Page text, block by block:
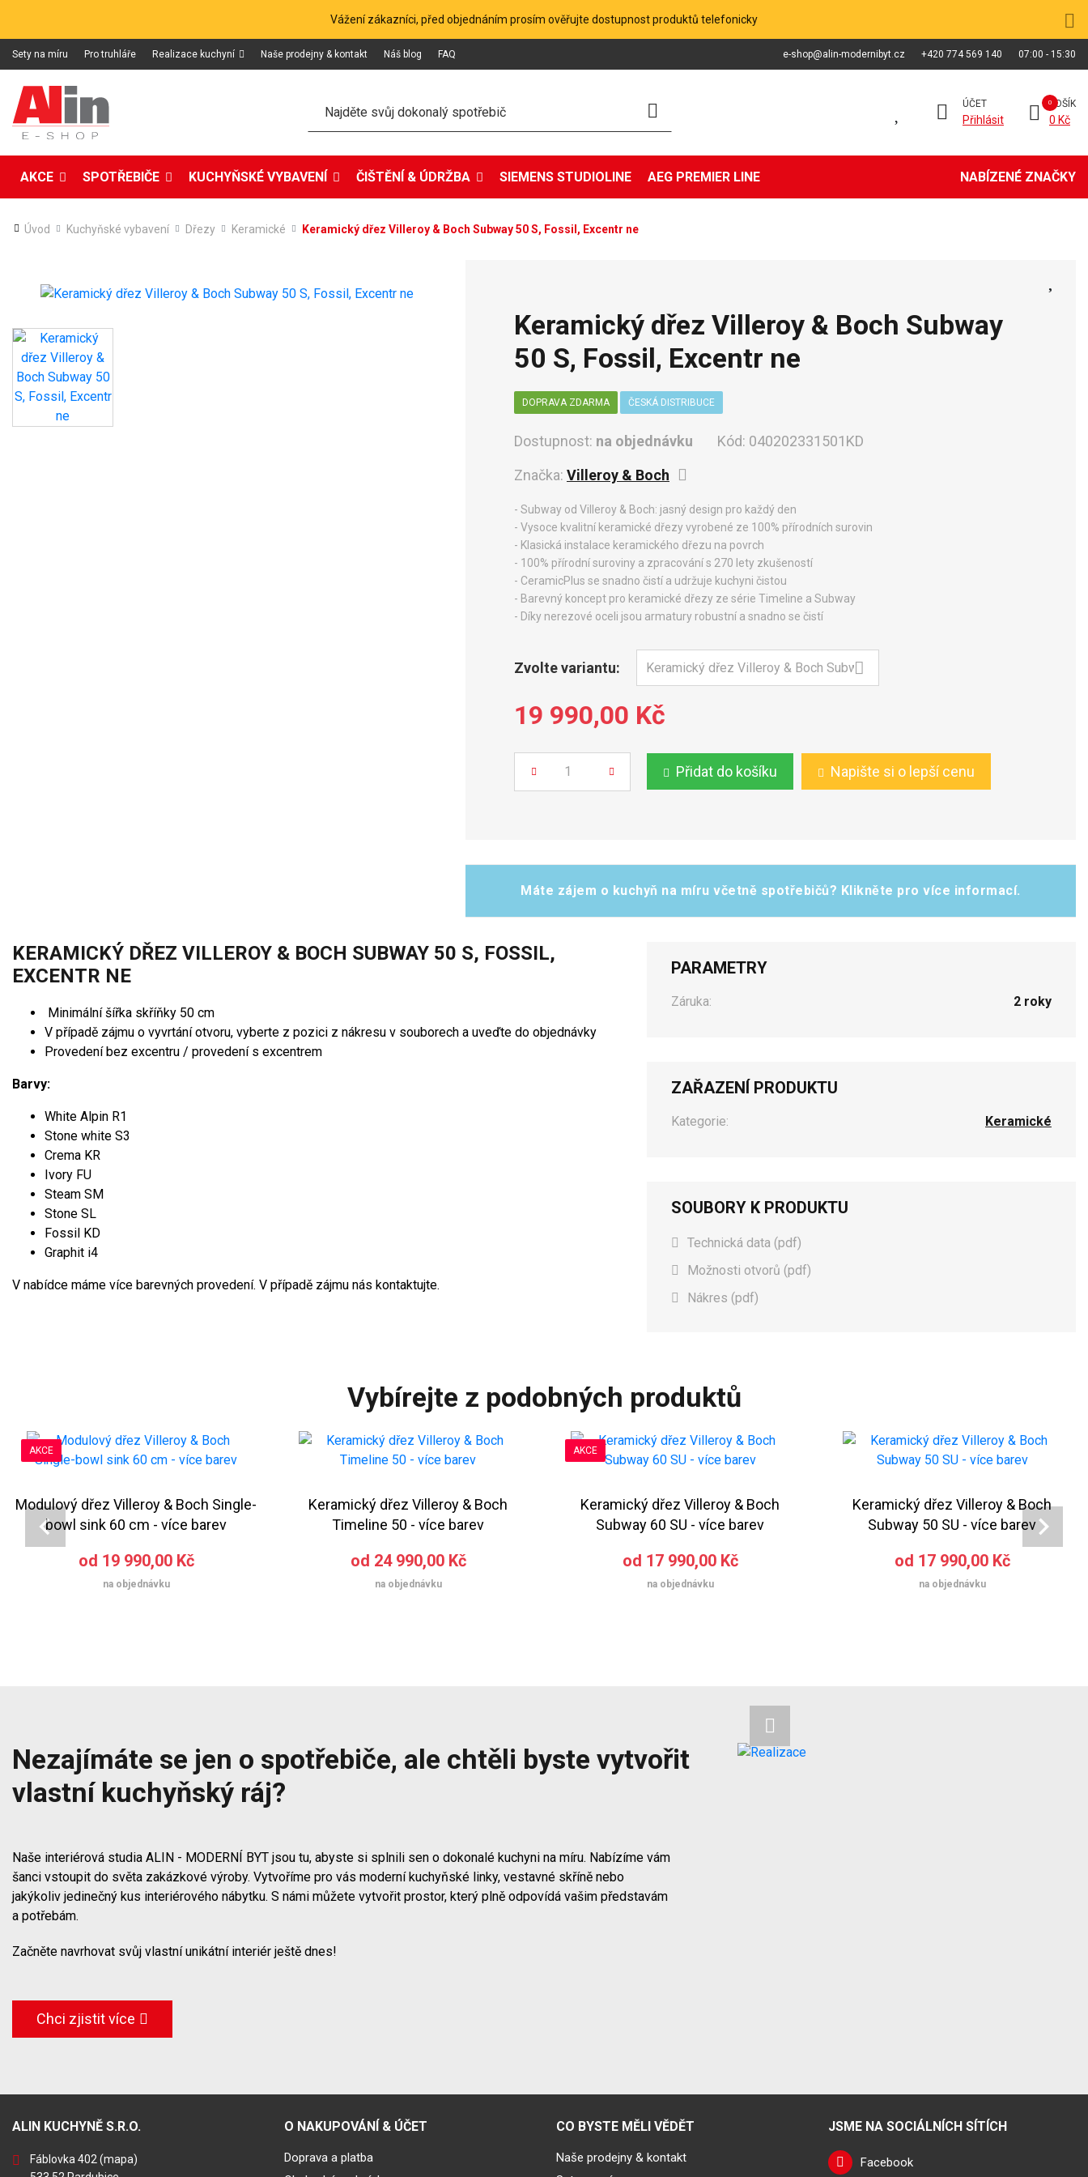
Vážení zákazníci, před objednáním prosím ověřujte dostupnost produktů telefonicky
Sety na míru Pro truhláře Realizace kuchyní Naše prodejny & kontakt Náš blog FAQ e-shop@alin-modernibyt.cz +420 774 569 140 07:00 - 15:30
ÚČET
Přihlásit
KOŠÍK
0 Kč
AKCE SPOTŘEBIČE KUCHYŇSKÉ VYBAVENÍ ČIŠTĚNÍ & ÚDRŽBA SIEMENS STUDIOLINE AEG PREMIER LINE NABÍZENÉ ZNAČKY
Úvod Kuchyňské vybavení Dřezy Keramické Keramický dřez Villeroy & Boch Subway 50 S, Fossil, Excentr ne
Keramický dřez Villeroy & Boch Subway
50 S, Fossil, Excentr ne
DOPRAVA ZDARMA ČESKÁ DISTRIBUCE
Dostupnost: na objednávku Kód: 040202331501KD
Značka: Villeroy & Boch
- Subway od Villeroy & Boch: jasný design pro každý den
- Vysoce kvalitní keramické dřezy vyrobené ze 100% přírodních surovin
- Klasická instalace keramického dřezu na povrch
- 100% přírodní suroviny a zpracování s 270 lety zkušeností
- CeramicPlus se snadno čistí a udržuje kuchyni čistou
- Barevný koncept pro keramické dřezy ze série Timeline a Subway
- Díky nerezové oceli jsou armatury robustní a snadno se čistí
Zvolte variantu:
19 990,00 Kč
Počet Přidat do košíku Napište si o lepší cenu
Máte zájem o kuchyň na míru včetně spotřebičů? Klikněte pro více informací.
KERAMICKÝ DŘEZ VILLEROY & BOCH SUBWAY 50 S, FOSSIL,
EXCENTR NE
Minimální šířka skříňky 50 cm
V případě zájmu o vyvrtání otvoru, vyberte z pozici z nákresu v souborech a uveďte do objednávky
Provedení bez excentru / provedení s excentrem
Barvy:
White Alpin R1
Stone white S3
Crema KR
Ivory FU
Steam SM
Stone SL
Fossil KD
Graphit i4
V nabídce máme více barevných provedení. V případě zájmu nás kontaktujte.
PARAMETRY
Záruka: 2 roky
ZAŘAZENÍ PRODUKTU
Kategorie: Keramické
SOUBORY K PRODUKTU
Technická data (pdf)
Možnosti otvorů (pdf)
Nákres (pdf)
Vybírejte z podobných produktů
AKCE
Modulový dřez Villeroy & Boch Single-
bowl sink 60 cm - více barev
od 19 990,00 Kč
na objednávku
Keramický dřez Villeroy & Boch
Timeline 50 - více barev
od 24 990,00 Kč
na objednávku
AKCE
Keramický dřez Villeroy & Boch
Subway 60 SU - více barev
od 17 990,00 Kč
na objednávku
Keramický dřez Villeroy & Boch
Subway 50 SU - více barev
od 17 990,00 Kč
na objednávku
Nezajímáte se jen o spotřebiče, ale chtěli byste vytvořit
vlastní kuchyňský ráj?
Naše interiérová studia ALIN - MODERNÍ BYT jsou tu, abyste si splnili sen o dokonalé kuchyni na míru. Nabízíme vám
šanci vstoupit do světa zakázkové výroby. Vytvoříme pro vás moderní kuchyňské linky, vestavné skříně nebo
jakýkoliv jedinečný kus interiérového nábytku. S námi můžete vytvořit prostor, který plně odpovídá vašim představám
a potřebám.
Začněte navrhovat svůj vlastní unikátní interiér ještě dnes!
Chci zjistit více
ALIN KUCHYNĚ S.R.O.
Fáblovka 402 (mapa)
O NAKUPOVÁNÍ & ÚČET
Doprava a platba
CO BYSTE MĚLI VĚDĚT
Naše prodejny & kontakt
JSME NA SOCIÁLNÍCH SÍTÍCH
Facebook